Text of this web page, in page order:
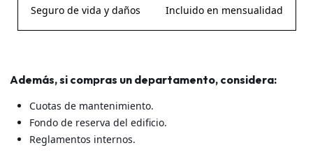
Seguro de vida y daños Incluido en mensualidad
Además, si compras un departamento, considera:
Cuotas de mantenimiento.
Fondo de reserva del edificio.
Reglamentos internos.